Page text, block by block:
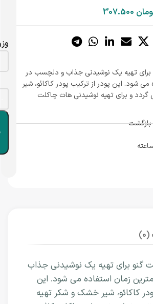
برای تهیه یک نوشیدنی جذاب و دلچسب در
شود. این پودر از ترکیب پودر کاکائو، شیر
و برای تهیه نوشیدنی هات چاکلت
لذت ببرید. نوشیدنی محبوب هات چاکلت
نوشیدنی ها بویژه در فصول سرد سال شناخته
گنو برای تهیه یک نوشیدنی جذاب
زمان استفاده می شود. این
کاکائو، شیر خشک و شکر تهیه